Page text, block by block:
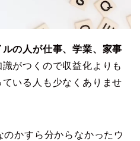
の人が仕事、学業、家事
がつくので収益化よりも
いる人も少なくありませ
かすら分からなかったウ